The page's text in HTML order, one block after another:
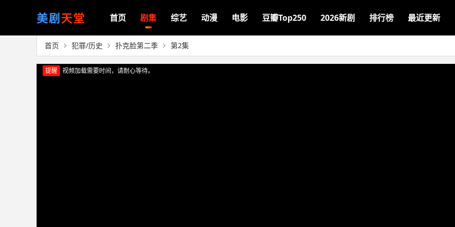
美剧天堂 首页 剧集 综艺 动漫 电影 豆瓣Top250 2026新剧 排行榜 最近更新
首页 犯罪/历史 扑克脸第二季 第2集
提醒 视频加载需要时间，请耐心等待。